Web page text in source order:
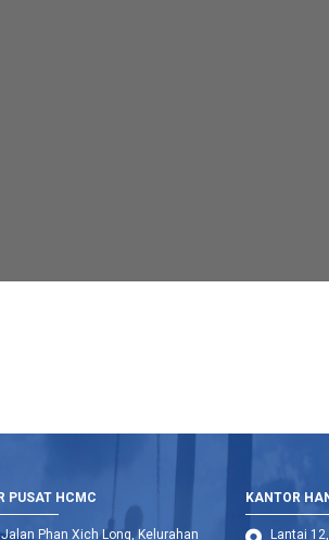
PUSAT HCMC
Phan Xich Long, Kelurahan
KANTOR
Lantai